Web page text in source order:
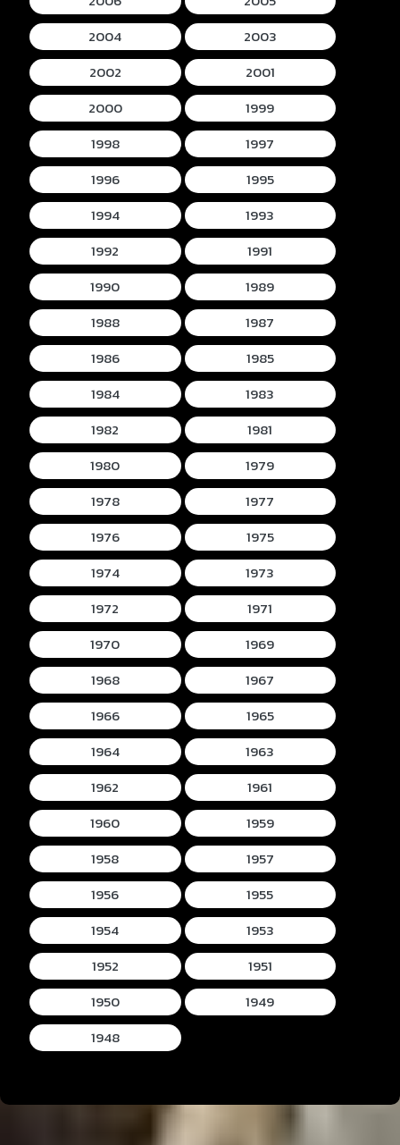
2004
2003
2002
2001
2000
1999
1998
1997
1996
1995
1994
1993
1992
1991
1990
1989
1988
1987
1986
1985
1984
1983
1982
1981
1980
1979
1978
1977
1976
1975
1974
1973
1972
1971
1970
1969
1968
1967
1966
1965
1964
1963
1962
1961
1960
1959
1958
1957
1956
1955
1954
1953
1952
1951
1950
1949
1948